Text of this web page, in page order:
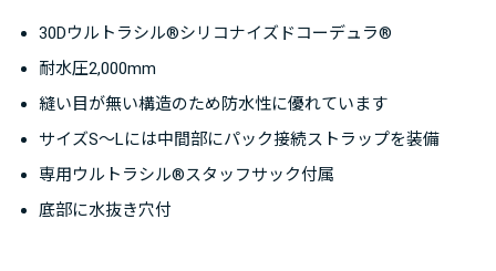
30Dウルトラシル®シリコナイズドコーデュラ®
耐水圧2,000mm
縫い目が無い構造のため防水性に優れています
サイズS～Lには中間部にパック接続ストラップを装備
専用ウルトラシル®スタッフサック付属
底部に水抜き穴付